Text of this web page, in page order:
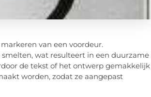
van een voordeur.
wat resulteert in een duurzame
de tekst of het ontwerp gemakkelijk
worden, zodat ze aangepast